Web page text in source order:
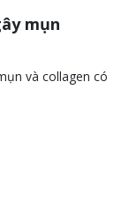
mụn
và collagen có